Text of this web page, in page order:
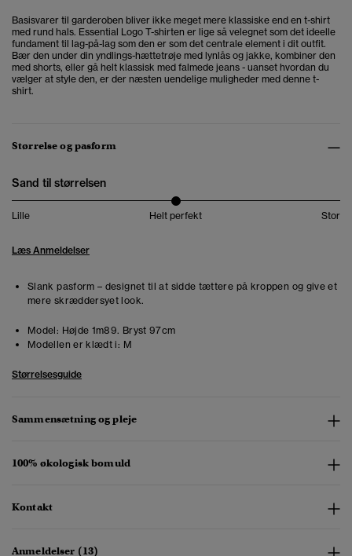
Basisvarer til garderoben bliver ikke meget mere klassiske end en t-shirt
med rund hals. Essential Logo T-shirten er lige så velegnet som det ideelle
fundament til lag-på-lag som den er som det centrale element i dit outfit.
Bær den under din yndlings-hættetrøje med lynlås og jakke, kombiner den
med shorts, eller gå helt klassisk med falmede jeans - uanset hvordan du
vælger at style den, er der næsten uendelige muligheder med denne t-
shirt.
Størrelse og pasform
Sand til størrelsen
Lille Helt perfekt Stor
Læs Anmeldelser
Slank pasform – designet til at sidde tættere på kroppen og give et
mere skræddersyet look.
Model: Højde 1m89. Bryst 97cm
Modellen er klædt i: M
Størrelsesguide
Sammensætning og pleje
100% økologisk bomuld
Kontakt
Anmeldelser (13)